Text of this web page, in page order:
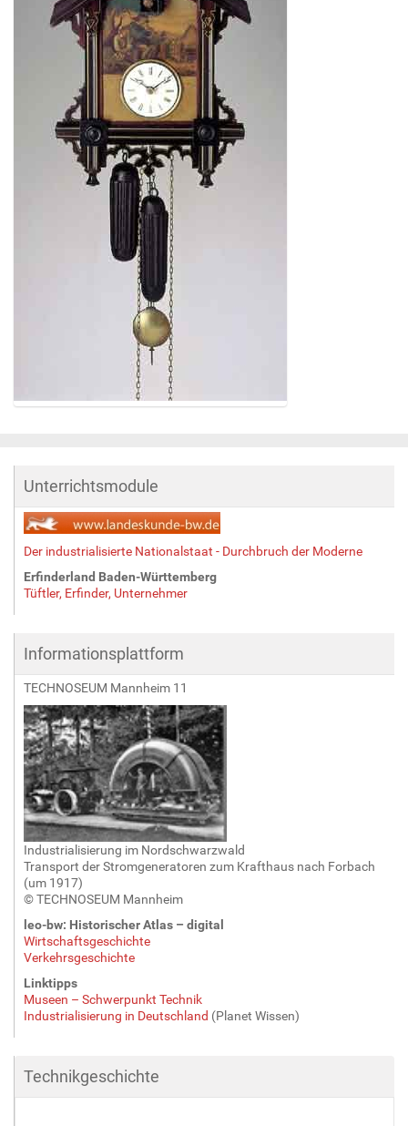
e
B
i
i
n
l
e
r
G
r
ö
ß
e
…
Unterrichtsmodule
Der industrialisierte Nationalstaat - Durchbruch der Moderne
Erfinderland Baden-Württemberg
Tüftler, Erfinder, Unternehmer
Informationsplattform
TECHNOSEUM Mannheim 11
Industrialisierung im Nordschwarzwald
Transport der Stromgeneratoren zum Krafthaus nach Forbach
(um 1917)
© TECHNOSEUM Mannheim
leo-bw: Historischer Atlas – digital
Wirtschaftsgeschichte
Verkehrsgeschichte
Linktipps
Museen – Schwerpunkt Technik
Industrialisierung in Deutschland (Planet Wissen)
Technikgeschichte